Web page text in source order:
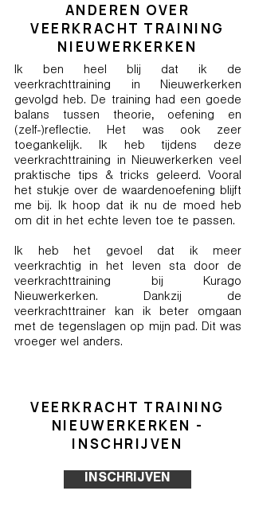
ANDEREN OVER
VEERKRACHT TRAINING
NIEUWERKERKEN
Ik ben heel blij dat ik de
veerkrachttraining in Nieuwerkerken
gevolgd heb. De training had een goede
balans tussen theorie, oefening en
(zelf-)reflectie. Het was ook zeer
toegankelijk. Ik heb tijdens deze
veerkrachttraining in Nieuwerkerken veel
praktische tips & tricks geleerd. Vooral
het stukje over de waardenoefening blijft
me bij. Ik hoop dat ik nu de moed heb
om dit in het echte leven toe te passen.
Ik heb het gevoel dat ik meer
veerkrachtig in het leven sta door de
veerkrachttraining bij Kurago
Nieuwerkerken. Dankzij de
veerkrachttrainer kan ik beter omgaan
met de tegenslagen op mijn pad. Dit was
vroeger wel anders.
VEERKRACHT TRAINING
NIEUWERKERKEN -
INSCHRIJVEN
INSCHRIJVEN